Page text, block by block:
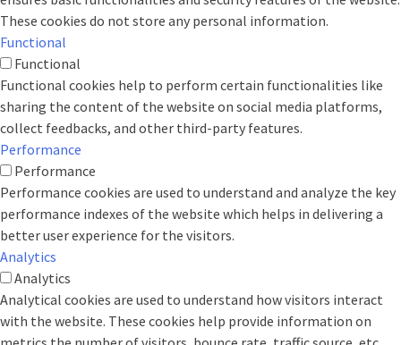
These cookies do not store any personal information.
Functional
Functional
Functional cookies help to perform certain functionalities like
sharing the content of the website on social media platforms,
collect feedbacks, and other third-party features.
Performance
Performance
Performance cookies are used to understand and analyze the key
performance indexes of the website which helps in delivering a
better user experience for the visitors.
Analytics
Analytics
Analytical cookies are used to understand how visitors interact
with the website. These cookies help provide information on